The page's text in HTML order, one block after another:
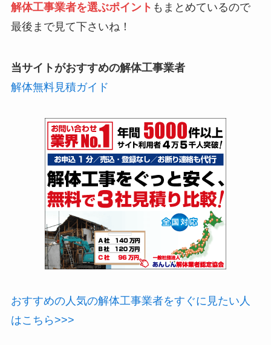
解体工事業者を選ぶポイント もまとめているので
最後まで見て下さいね！
当サイトがおすすめの解体工事業者
解体無料見積ガイド
おすすめの人気の解体工事業者をすぐに見たい人
はこちら>>>